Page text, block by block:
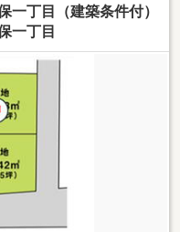
一丁目（建築条件付）
一丁目